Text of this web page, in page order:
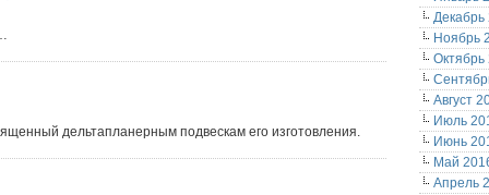
дельтапланерным подвескам его изготовления.
Декабрь
Ноябрь
Октябрь
Август
Июль
Июнь
Май
Апрель